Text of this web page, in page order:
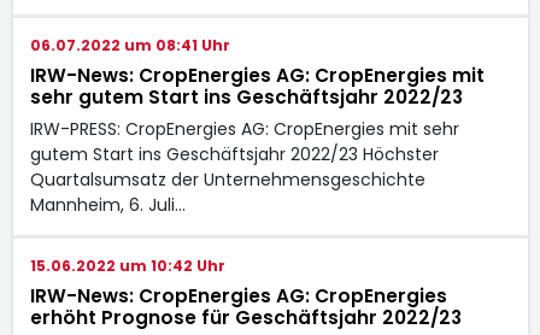
06.07.2022 um 08:41 Uhr
IRW-News: CropEnergies AG: CropEnergies mit
sehr gutem Start ins Geschäftsjahr 2022/23
IRW-PRESS: CropEnergies AG: CropEnergies mit sehr
gutem Start ins Geschäftsjahr 2022/23 Höchster
Quartalsumsatz der Unternehmensgeschichte
Mannheim, 6. Juli…
15.06.2022 um 10:42 Uhr
IRW-News: CropEnergies AG: CropEnergies
erhöht Prognose für Geschäftsjahr 2022/23